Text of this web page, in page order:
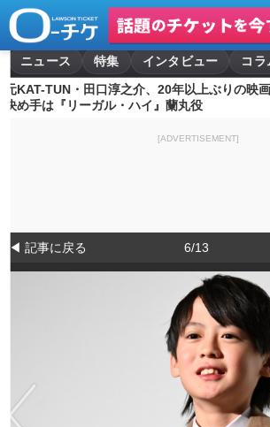
ニュース 特集 インタビュー コラ
元KAT-TUN・田口淳之介、20年以上ぶりの
決め手は『リーガル・ハイ』蘭丸役
[ADVERTISEMENT]
◀ 記事に戻る 6/13